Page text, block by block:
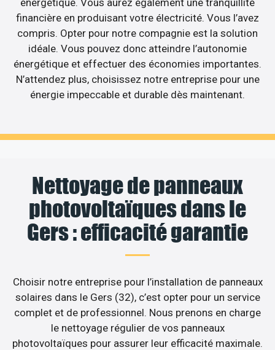
énergétique. Vous aurez également une tranquillité
financière en produisant votre électricité. Vous l’avez
compris. Opter pour notre compagnie est la solution
idéale. Vous pouvez donc atteindre l’autonomie
énergétique et effectuer des économies importantes.
N’attendez plus, choisissez notre entreprise pour une
énergie impeccable et durable dès maintenant.
Nettoyage de panneaux
photovoltaïques dans le
Gers : efficacité garantie
Choisir notre entreprise pour l’installation de panneaux
solaires dans le Gers (32), c’est opter pour un service
complet et de professionnel. Nous prenons en charge
le nettoyage régulier de vos panneaux
photovoltaïques pour assurer leur efficacité maximale.